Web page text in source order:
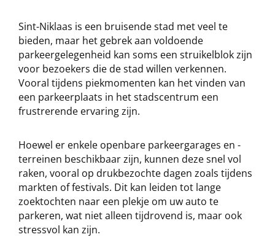
Sint-Niklaas is een bruisende stad met veel te
bieden, maar het gebrek aan voldoende
parkeergelegenheid kan soms een struikelblok zijn
voor bezoekers die de stad willen verkennen.
Vooral tijdens piekmomenten kan het vinden van
een parkeerplaats in het stadscentrum een
frustrerende ervaring zijn.
Hoewel er enkele openbare parkeergarages en -
terreinen beschikbaar zijn, kunnen deze snel vol
raken, vooral op drukbezochte dagen zoals tijdens
markten of festivals. Dit kan leiden tot lange
zoektochten naar een plekje om uw auto te
parkeren, wat niet alleen tijdrovend is, maar ook
stressvol kan zijn.